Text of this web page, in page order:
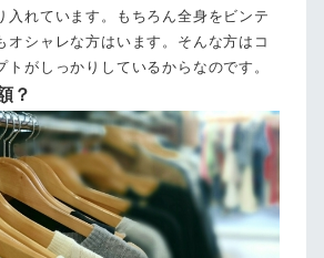
入れています。もちろん全身をビンテ
オシャレな方はいます。そんな方はコ
トがしっかりしているからなのです。
？